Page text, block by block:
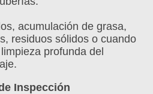
acumulación de grasa,
residuos sólidos o cuando
profunda del
Inspección